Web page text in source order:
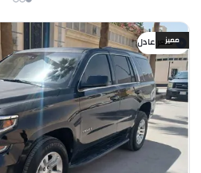
سعر عادلمميز